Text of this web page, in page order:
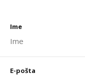
Ime
E-pošta